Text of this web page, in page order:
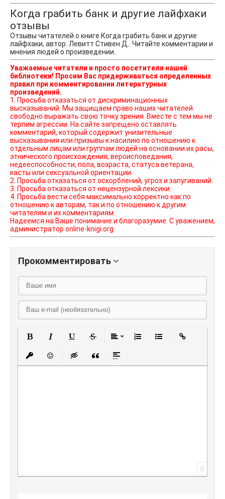
Когда грабить банк и другие лайфхаки
отзывы
Отзывы читателей о книге Когда грабить банк и другие
лайфхаки, автор: Левитт Стивен Д.. Читайте комментарии и
мнения людей о произведении.
Уважаемые читатели и просто посетители нашей
библиотеки! Просим Вас придерживаться определенных
правил при комментировании литературных
произведений.
1. Просьба отказаться от дискриминационных
высказываний. Мы защищаем право наших читателей
свободно выражать свою точку зрения. Вместе с тем мы не
терпим агрессии. На сайте запрещено оставлять
комментарий, который содержит унизительные
высказывания или призывы к насилию по отношению к
отдельным лицам или группам людей на основании их расы,
этнического происхождения, вероисповедания,
недееспособности, пола, возраста, статуса ветерана,
касты или сексуальной ориентации.
2. Просьба отказаться от оскорблений, угроз и запугиваний.
3. Просьба отказаться от нецензурной лексики.
4. Просьба вести себя максимально корректно как по
отношению к авторам, так и по отношению к другим
читателям и их комментариям.
Надеемся на Ваше понимание и благоразумие. С уважением,
администратор online-knigi.org
Прокомментировать
Вставить защищенную ссылку
Вставить смайлик
Вставка скрытого текста
Вставка цитаты
Вставка спойлера
0